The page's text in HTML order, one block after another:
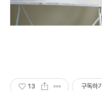
13 구독하기